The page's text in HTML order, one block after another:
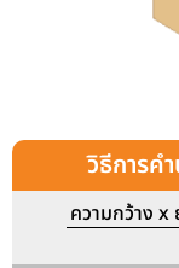
วิธีการค
ความกว้าง x